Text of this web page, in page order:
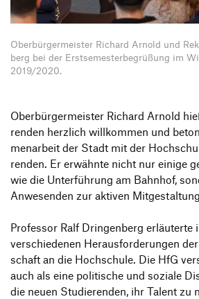
Unternehmen
Downloads
Informationsveranstaltungen
Ober­bür­ger­meister Richard Arnold und
berg bei der Erst­se­mes­ter­be­grü­ßung im
2019/2020.
Ober­bür­ger­meister Richard Arnold
renden herz­lich will­kommen und
men­ar­beit der Stadt mit der
renden. Er erwähnte nicht nur einige
wie die Unter­füh­rung am Bahnhof,
Anwe­senden zur aktiven
Professor Ralf Drin­gen­berg erläu­terte
verschie­denen Heraus­for­de­rungen
schaft an die Hoch­schule. Die HfG
auch als eine poli­ti­sche und soziale
die neuen Studie­renden, ihr Talent zu